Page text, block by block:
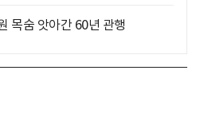
목숨 앗아간 60년 관행